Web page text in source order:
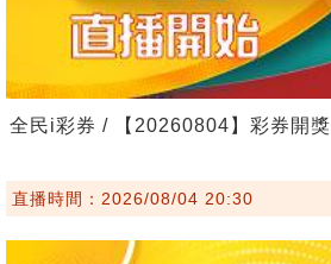
全民i彩券 / 【20260804】彩券開獎
直播時間：2026/08/04 20:30